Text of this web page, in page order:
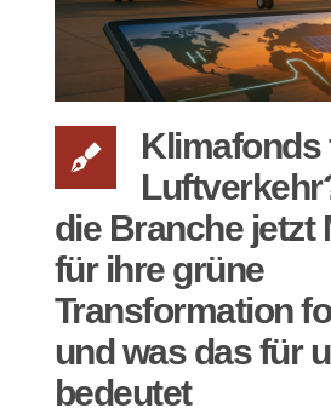
Klimafonds
die Branche jetzt
für ihre grüne
Transformation
und was das für
bedeutet